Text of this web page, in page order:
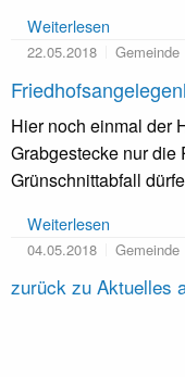
Weiterlesen
22.05.2018 Gemeinde
Hier noch einmal der
Grabgestecke nur die
Grünschnittabfall
Weiterlesen
04.05.2018 Gemeinde
zurück zu Aktuelles